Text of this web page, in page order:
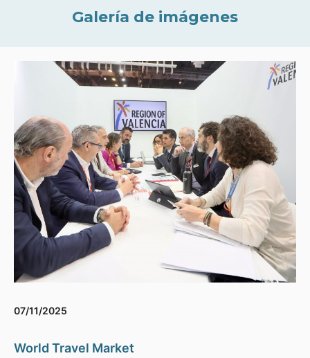
Galería de imágenes
07/11/2025
World Travel Market